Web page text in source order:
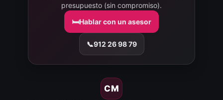
presupuesto (sin compromiso).
🛏️Hablar con un asesor
📞912 26 98 79
CM